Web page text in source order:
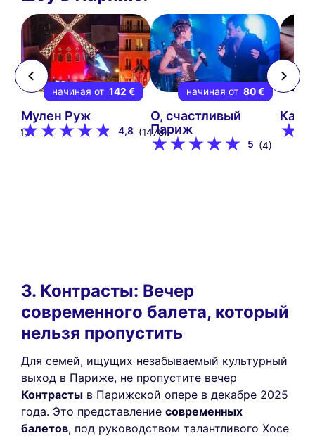
(243)
начиная от 142 €
Мулен Руж
4,8 (1478)
начиная от 80 €
О, счастливый
Париж
5 (4)
3. Контрасты: Вечер
современного балета, который
нельзя пропустить
Для семей, ищущих незабываемый культурный
выход в Париже, не пропустите вечер
Контрасты в Парижской опере в декабре 2025
года. Это представление современных
балетов, под руководством талантливого Хосе